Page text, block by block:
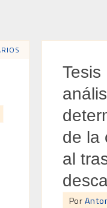
Tesis
de la
al
Por